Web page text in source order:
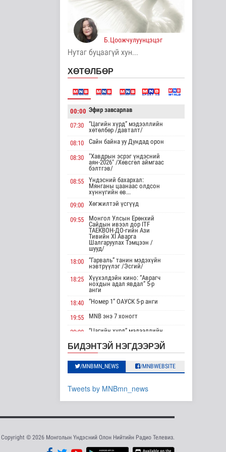
нэмэгдүүлэх,
доголдлыг арилгах..
14 цаг 1 минутын өмнө
Нийслэлийн
Төлөөлөгчдийн
Хурлын Ээлжит ..
Нийгэм
14 цаг 7 минутын өмнө
сэрэмжтэй байхыг
анхааруулж байна
Байгаль орчин
14 цаг 22 минутын өмнө
Цагдаагийн
байгууллагын 102
тусгай дугаарт гэмт
..
15 цаг 32 минутын өмнө
Үндэсний спортын
зуны VIII наадам
Cпорт
15 цаг 56 минутын өмнө
ОХУ-аас шатахууны
импорт тасралтгүй
хийгдэж байна
100 тэрбум
ам.долларын
Дэлхийд
15 цаг 5 минутын өмнө
Шейх Хасина
Б.Цоожчулуунцэцэг
Нутаг буцаагүй хун...
ХӨТӨЛБӨР
00:00 Эфир завсарлав
07:30
“Цагийн хүрд” мэдээллийн
хөтөлбөр /давталт/
08:10
Сайн байна уу Дундад орон
08:30
"Хавдрын эсрэг үндэсний
аян-2026" /Хөвсгөл аймгаас
бэлтгэв/
08:55
Үндэсний бахархал:
Мянганы цаанаас олдсон
хүннүгийн өв...
09:00
Хөгжилтэй үсгүүд
09:55
Монгол Улсын Ерөнхий
Сайдын ивээл дор ITF
ТАЕКВОН-ДО-гийн Ази
Тивийн XI Аварга
Шалгаруулах Тэмцээн /
шууд/
18:00
“Гарваль” танин мэдэхүйн
нэвтрүүлэг /Эсгий/
18:25
Хүүхэлдэйн кино: “Аврагч
нохдын адал явдал” 5-р
анги
18:40
“Номер 1” ОАУСК 5-р анги
19:55 MNB энэ 7 хоногт
20:00
“Цагийн хүрд” мэдээллийн
20:40
MNB энэ 7 хоногт
20:45 Хөндөх сэдэв: Эмийн чанар
“Эргүүлэг” ОАУСК 5-р анги”
Баянхонгор аймгаас
БИДЭНТЭЙ НЭГДЭЭРЭЙ
/MNBMN_NEWS /MNBWEBSITE
Tweets by MNBmn_news
Copyright © 2026 Монголын Үндэсний Олон Нийтийн Радио Телевиз.